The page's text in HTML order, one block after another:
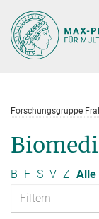
Hauptinhalt
Forschungsgruppe
B F S V Z Alle